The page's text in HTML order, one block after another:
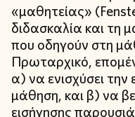
«μαθητείας»
διδασκαλία και τη
που οδηγούν στη
Πρωταρχικό,
α) να ενισχύσει
μάθηση, και β) να
εισήγησης